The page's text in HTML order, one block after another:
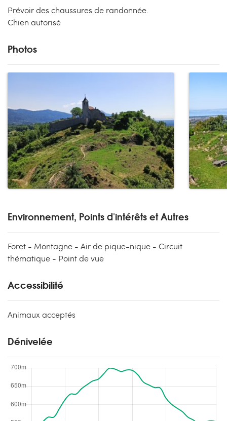
Prévoir des chaussures de randonnée.
Chien autorisé
Photos
Environnement, Points d'intérêts et Autres
Foret - Montagne - Air de pique-nique - Circuit
thématique - Point de vue
Accessibilité
Animaux acceptés
Dénivelée